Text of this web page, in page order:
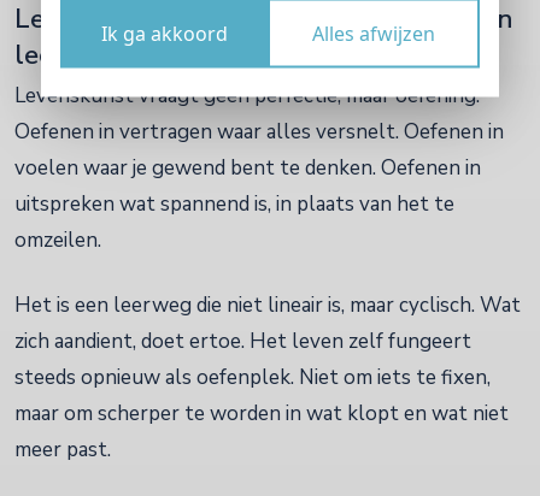
Ik ga akkoord Alles afwijzen
Levenskunst is geen methode, maar een
leerweg
Levenskunst vraagt geen perfectie, maar oefening.
Oefenen in vertragen waar alles versnelt. Oefenen in
voelen waar je gewend bent te denken. Oefenen in
uitspreken wat spannend is, in plaats van het te
omzeilen.
Het is een leerweg die niet lineair is, maar cyclisch. Wat
zich aandient, doet ertoe. Het leven zelf fungeert
steeds opnieuw als oefenplek. Niet om iets te fixen,
maar om scherper te worden in wat klopt en wat niet
meer past.